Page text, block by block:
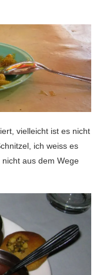
vielleicht ist es nicht
ich weiss es
aus dem Wege